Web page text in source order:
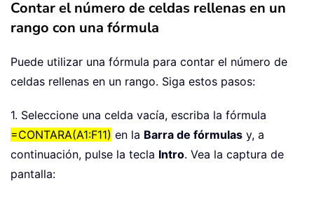
Contar el número de celdas rellenas en un
rango con una fórmula
Puede utilizar una fórmula para contar el número de
celdas rellenas en un rango. Siga estos pasos:
1. Seleccione una celda vacía, escriba la fórmula
=CONTARA(A1:F11) en la Barra de fórmulas y, a
continuación, pulse la tecla Intro. Vea la captura de
pantalla: